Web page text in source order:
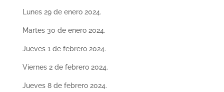
Lunes 29 de enero 2024.
Martes 30 de enero 2024.
Jueves 1 de febrero 2024.
Viernes 2 de febrero 2024.
Jueves 8 de febrero 2024.